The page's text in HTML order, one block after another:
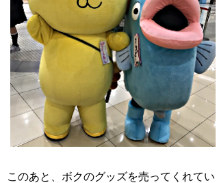
このあと、ボクのグッズを売ってくれてい